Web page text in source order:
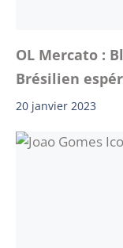
OL Mercato :
Brésilien
20 janvier 2023